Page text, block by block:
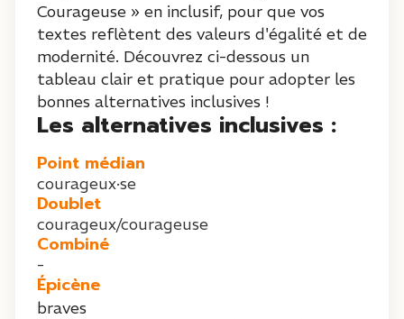
Courageuse » en inclusif, pour que vos
textes reflètent des valeurs d'égalité et de
modernité. Découvrez ci-dessous un
tableau clair et pratique pour adopter les
bonnes alternatives inclusives !
Les alternatives inclusives :
Point médian
courageux·se
Doublet
courageux/courageuse
Combiné
-
Épicène
braves